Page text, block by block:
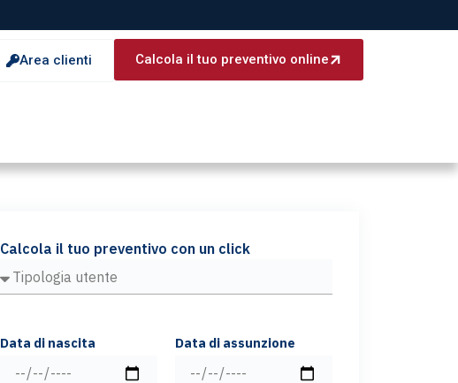
Area clienti Calcola il tuo preventivo online
Calcola il tuo preventivo con un click
Data di nascita Data di assunzione